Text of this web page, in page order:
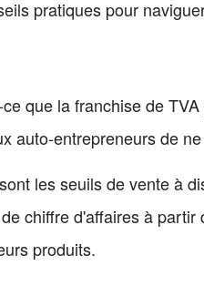
pratiques pour
que la franchise de
auto-entrepreneurs de
les seuils de vente à
chiffre d'affaires à
produits.